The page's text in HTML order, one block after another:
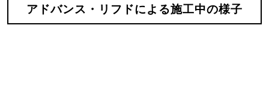
アドバンス・リフドによる施工中の様子